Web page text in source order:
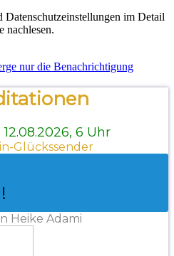
Datenschutzeinstellungen im Detail
nachlesen.
nur die Benachrichtigung
6 Uhr
Glückssender
Heike Adami